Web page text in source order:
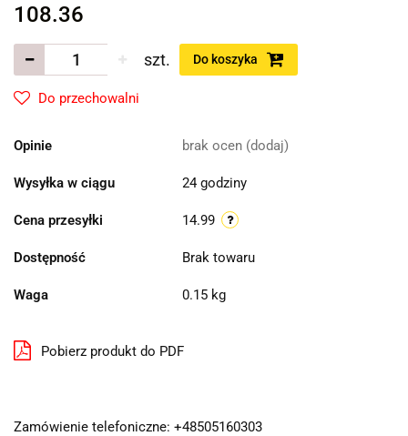
108.36
szt. Do koszyka
Do przechowalni
Opinie brak ocen (dodaj)
Wysyłka w ciągu 24 godziny
Cena przesyłki 14.99
Dostępność Brak towaru
Waga 0.15 kg
Pobierz produkt do PDF
Zamówienie telefoniczne: +48505160303